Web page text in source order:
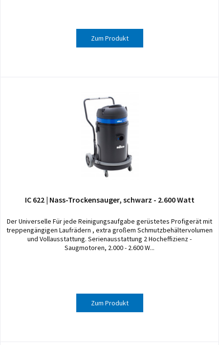
Zum Produkt
IC 622 | Nass-Trockensauger, schwarz - 2.600 Watt
Der Universelle Für jede Reinigungsaufgabe gerüstetes Profigerät mit
treppengängigen Laufrädern , extra großem Schmutzbehältervolumen
und Vollausstattung. Serienausstattung 2 Hocheffizienz -
Saugmotoren, 2.000 - 2.600 W...
Zum Produkt